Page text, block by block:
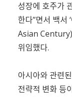
성장에 호주가
한다”면서 백
Asian Century)
위임했다.
아시아와 관련
전략적 변화 등